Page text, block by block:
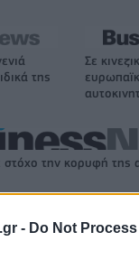
- Do Not
της
Σε
την κορυφή της
96-